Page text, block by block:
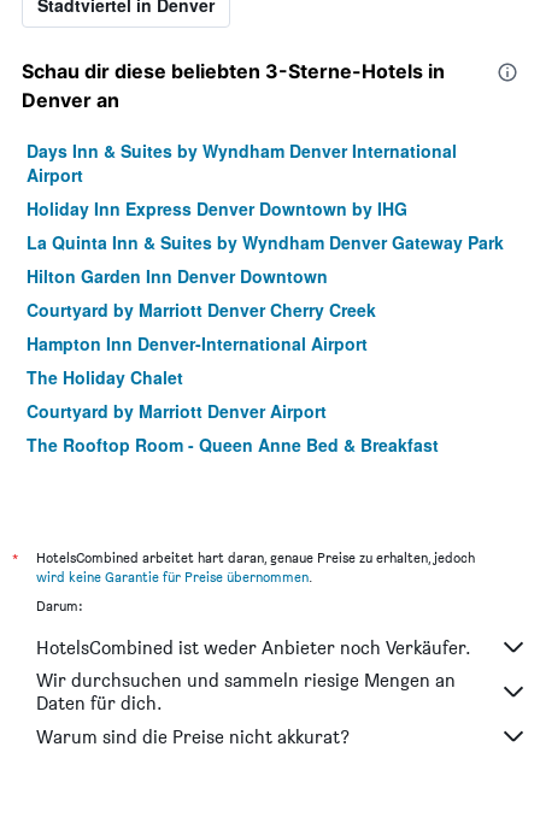
Stadtviertel in Denver
Schau dir diese beliebten 3-Sterne-Hotels in
Denver an
Days Inn & Suites by Wyndham Denver International
Airport
Holiday Inn Express Denver Downtown by IHG
La Quinta Inn & Suites by Wyndham Denver Gateway Park
Hilton Garden Inn Denver Downtown
Courtyard by Marriott Denver Cherry Creek
Hampton Inn Denver-International Airport
The Holiday Chalet
Courtyard by Marriott Denver Airport
The Rooftop Room - Queen Anne Bed & Breakfast
*
HotelsCombined arbeitet hart daran, genaue Preise zu erhalten, jedoch
wird keine Garantie für Preise übernommen.
Darum:
HotelsCombined ist weder Anbieter noch Verkäufer.
Wir durchsuchen und sammeln riesige Mengen an
Daten für dich.
Warum sind die Preise nicht akkurat?